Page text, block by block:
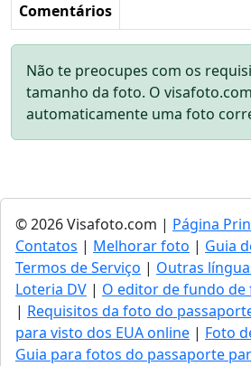
Comentários
Não te preocupes com os
tamanho da foto. O
automaticamente uma foto
© 2026 Visafoto.com | Página
Contatos | Melhorar foto | Guia
Termos de Serviço | Outras
Loteria DV | O editor de fundo
| Requisitos da foto do
para visto dos EUA online | Foto
Guia para fotos do passaporte